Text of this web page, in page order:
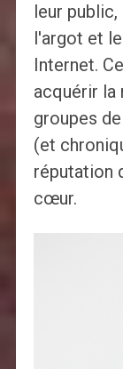
leur
l'argot et
Internet.
acquérir la
groupes
(et
réputation
cœur.